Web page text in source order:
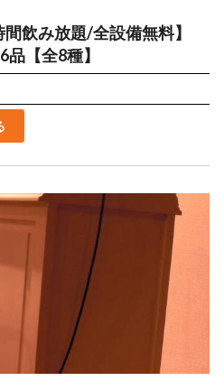
飲み放題/全設備無料】
【全8種】